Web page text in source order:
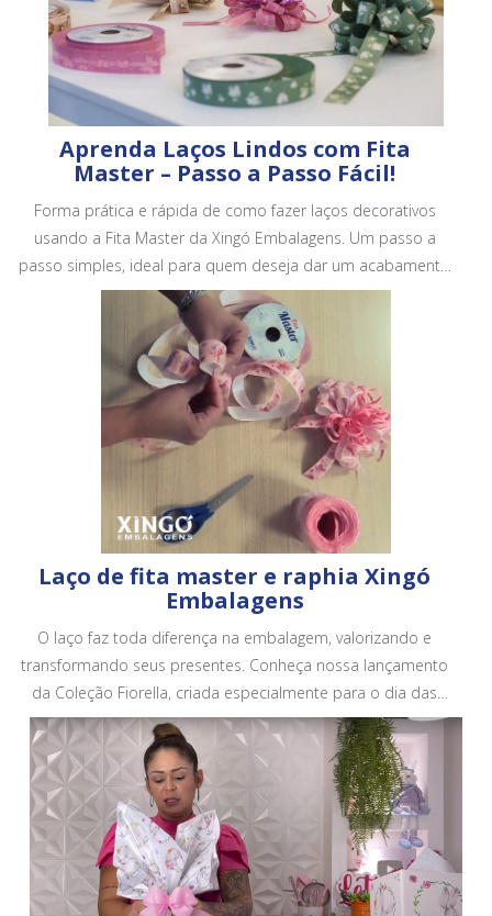
Aprenda Laços Lindos com Fita
Master – Passo a Passo Fácil!
Forma prática e rápida de como fazer laços decorativos
usando a Fita Master da Xingó Embalagens. Um passo a
passo simples, ideal para quem deseja dar um acabamento
mais bonito e profissional em embalagens, cestas e
presentes.
Laço de fita master e raphia Xingó
Embalagens
O laço faz toda diferença na embalagem, valorizando e
transformando seus presentes. Conheça nossa lançamento
da Coleção Fiorella, criada especialmente para o dia das
mães. Conheça todos os nossos produtos em no site.